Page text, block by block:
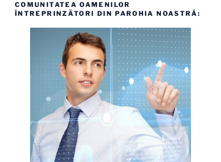
COMUNITATEA OAMENILOR
ÎNTREPRINZĂTORI DIN PAROHIA NOASTRĂ: